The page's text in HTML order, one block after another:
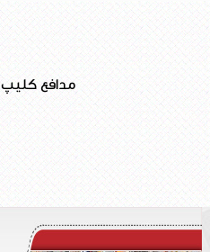
مدافع کلیپ